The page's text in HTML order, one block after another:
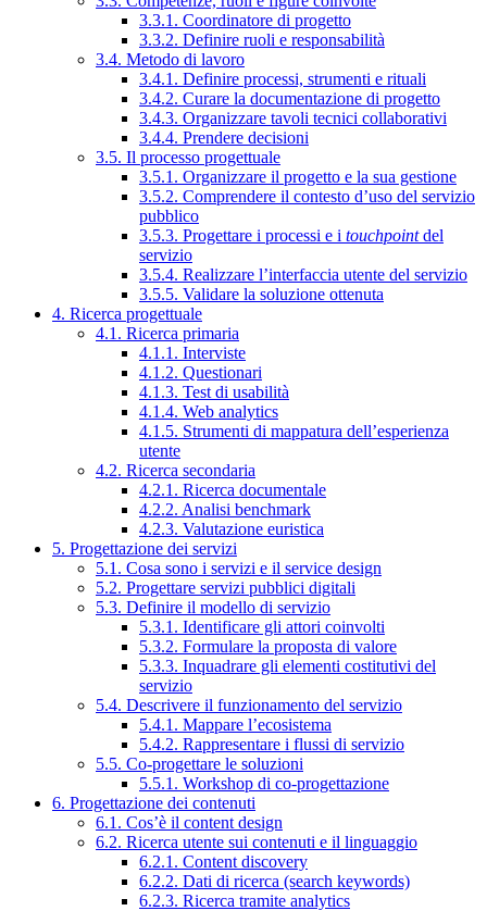
3.3.1. Coordinatore di progetto
3.3.2. Definire ruoli e responsabilità
3.4. Metodo di lavoro
3.4.1. Definire processi, strumenti e rituali
3.4.2. Curare la documentazione di progetto
3.4.3. Organizzare tavoli tecnici collaborativi
3.4.4. Prendere decisioni
3.5. Il processo progettuale
3.5.1. Organizzare il progetto e la sua gestione
3.5.2. Comprendere il contesto d’uso del servizio
pubblico
3.5.3. Progettare i processi e i touchpointdel
servizio
3.5.4. Realizzare l’interfaccia utente del servizio
3.5.5. Validare la soluzione ottenuta
4. Ricerca progettuale
4.1. Ricerca primaria
4.1.1. Interviste
4.1.2. Questionari
4.1.3. Test di usabilità
4.1.4. Web analytics
4.1.5. Strumenti di mappatura dell’esperienza
utente
4.2. Ricerca secondaria
4.2.1. Ricerca documentale
4.2.2. Analisi benchmark
4.2.3. Valutazione euristica
5. Progettazione dei servizi
5.1. Cosa sono i servizi e il service design
5.2. Progettare servizi pubblici digitali
5.3. Definire il modello di servizio
5.3.1. Identificare gli attori coinvolti
5.3.2. Formulare la proposta di valore
5.3.3. Inquadrare gli elementi costitutivi del
servizio
5.4. Descrivere il funzionamento del servizio
5.4.1. Mappare l’ecosistema
5.4.2. Rappresentare i flussi di servizio
5.5. Co-progettare le soluzioni
5.5.1. Workshop di co-progettazione
6. Progettazione dei contenuti
6.1. Cos’è il content design
6.2. Ricerca utente sui contenuti e il linguaggio
6.2.1. Content discovery
6.2.2. Dati di ricerca (search keywords)
6.2.3. Ricerca tramite analytics